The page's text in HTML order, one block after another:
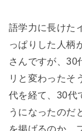
語学力に長けた
っぱりした人柄
さんですが、30
リと変わったそ
代を経て、30代
うになったのだ
を掲げるのか、